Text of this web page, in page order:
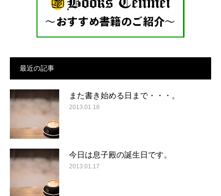
最近の記事
また書き始める日まで・・・。
2013.01.18
今日は息子殿の誕生日です。
2013.01.17